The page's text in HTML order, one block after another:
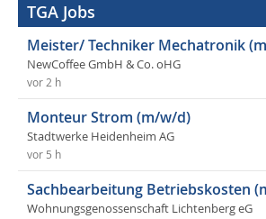
TGA Jobs
Meister/ Techniker Mechatronik
NewCoffee GmbH & Co. oHG
vor 2 h
Monteur Strom (m/w/d)
Stadtwerke Heidenheim AG
vor 5 h
Sachbearbeitung Betriebskosten
Wohnungsgenossenschaft Lichtenberg eG